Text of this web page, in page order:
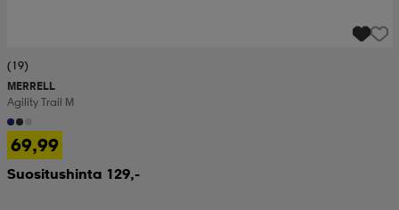
(19)
MERRELL
Agility Trail M
69,99
Suositushinta 129,-